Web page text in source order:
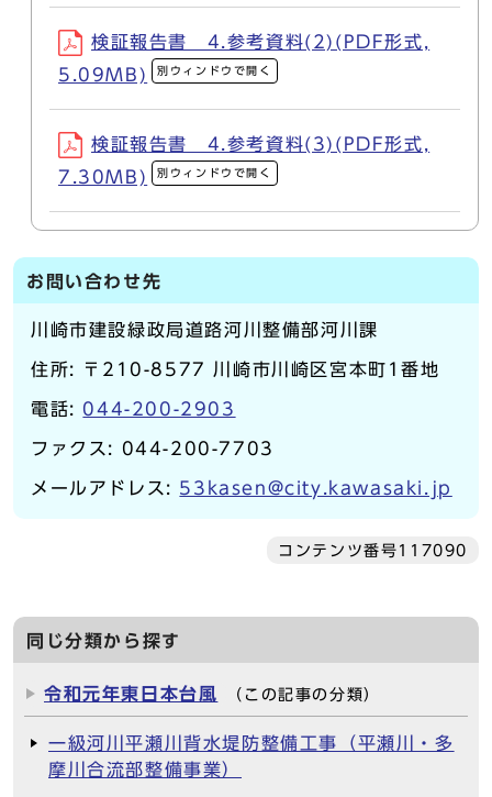
検証報告書 4.参考資料(2)(PDF形式,
5.09MB)
別ウィンドウで開く
検証報告書 4.参考資料(3)(PDF形式,
7.30MB)
別ウィンドウで開く
お問い合わせ先
川崎市建設緑政局道路河川整備部河川課
住所: 〒210-8577 川崎市川崎区宮本町1番地
電話: 044-200-2903
ファクス: 044-200-7703
メールアドレス: 53kasen@city.kawasaki.jp
コンテンツ番号117090
同じ分類から探す
令和元年東日本台風 （この記事の分類）
一級河川平瀬川背水堤防整備工事（平瀬川・多
摩川合流部整備事業）